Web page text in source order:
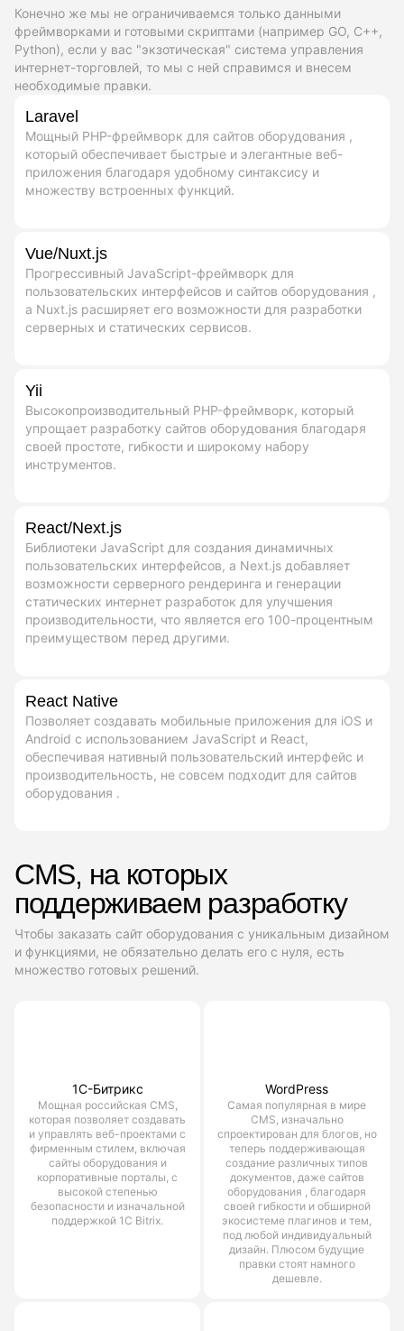
Конечно же мы не ограничиваемся только данными
фреймворками и готовыми скриптами (например GO, C++,
Python), если у вас "экзотическая" система управления
интернет-торговлей, то мы с ней справимся и внесем
необходимые правки.
Laravel
Мощный PHP-фреймворк для сайтов оборудования ,
который обеспечивает быстрые и элегантные веб-
приложения благодаря удобному синтаксису и
множеству встроенных функций.
Vue/Nuxt.js
Прогрессивный JavaScript-фреймворк для
пользовательских интерфейсов и сайтов оборудования ,
а Nuxt.js расширяет его возможности для разработки
серверных и статических сервисов.
Yii
Высокопроизводительный PHP-фреймворк, который
упрощает разработку сайтов оборудования благодаря
своей простоте, гибкости и широкому набору
инструментов.
React/Next.js
Библиотеки JavaScript для создания динамичных
пользовательских интерфейсов, а Next.js добавляет
возможности серверного рендеринга и генерации
статических интернет разработок для улучшения
производительности, что является его 100-процентным
преимуществом перед другими.
React Native
Позволяет создавать мобильные приложения для iOS и
Android с использованием JavaScript и React,
обеспечивая нативный пользовательский интерфейс и
производительность, не совсем подходит для сайтов
оборудования .
CMS, на которых
поддерживаем разработку
Чтобы заказать сайт оборудования с уникальным дизайном
и функциями, не обязательно делать его с нуля, есть
множество готовых решений.
1С-Битрикс
Мощная российская CMS,
которая позволяет создавать
и управлять веб-проектами с
фирменным стилем, включая
сайты оборудования и
корпоративные порталы, с
высокой степенью
безопасности и изначальной
поддержкой 1С Bitrix.
WordPress
Самая популярная в мире
CMS, изначально
спроектирован для блогов, но
теперь поддерживающая
создание различных типов
документов, даже сайтов
оборудования , благодаря
своей гибкости и обширной
экосистеме плагинов и тем,
под любой индивидуальный
дизайн. Плюсом будущие
правки стоят намного
дешевле.